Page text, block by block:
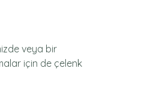
veya bir
için de çelenk